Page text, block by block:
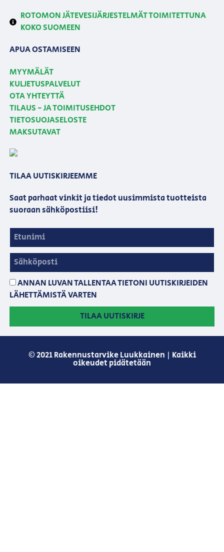
ROTOMON JÄTEVESIJÄRJESTELMÄT TOIMITETTUNA
KOKO SUOMEEN
APUA OSTAMISEEN
MYYMÄLÄT
KULJETUSPALVELUT
OTA YHTEYTTÄ
TILAUS - JA TOIMITUSEHDOT
TIETOSUOJASELOSTE
MAKSUTAVAT
TILAA UUTISKIRJEEMME
Saat parhaat vinkit ja tiedot uusimmista tuotteista
suoraan sähköpostiisi!
ANNAN LUVAN TALLENTAA TIETONI UUTISKIRJEIDEN
LÄHETTÄMISTÄ VARTEN
TILAA UUTISKIRJE
© 2021 Rakennustarvike Luukkainen | Kaikki
oikeudet pidätetään